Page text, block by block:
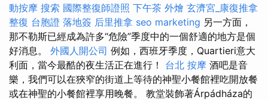
動按摩 搜索 國際整復師證照 下午茶 外燴 玄濟宮_康復推拿
整復 台胞證 落地簽 后里推拿 seo marketing 另一方面，
那不勒斯已經成為許多“危險”季度中的一個舒適的地方是個
好消息。 外國人開公司 例如，西班牙季度，Quartieri意大
利面，當今最酷的夜生活正在進行！ 台北 按摩 酒吧是音
樂，我們可以在狹窄的街道上等待的神聖小餐館裡吃開放餐
或在神聖的小餐館裡享用晚餐。 教堂裝飾著Árpádháza的